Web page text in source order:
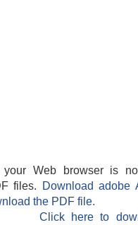
your Web browser is
files.
Download adobe
the PDF file.
Click here to